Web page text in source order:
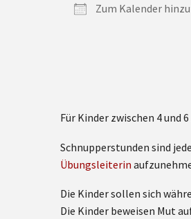
Zum Kalender
Für Kinder zwischen 4 und
Schnupperstunden sind
Übungsleiterin
Die Kinder sollen sich
Die Kinder beweisen Mut